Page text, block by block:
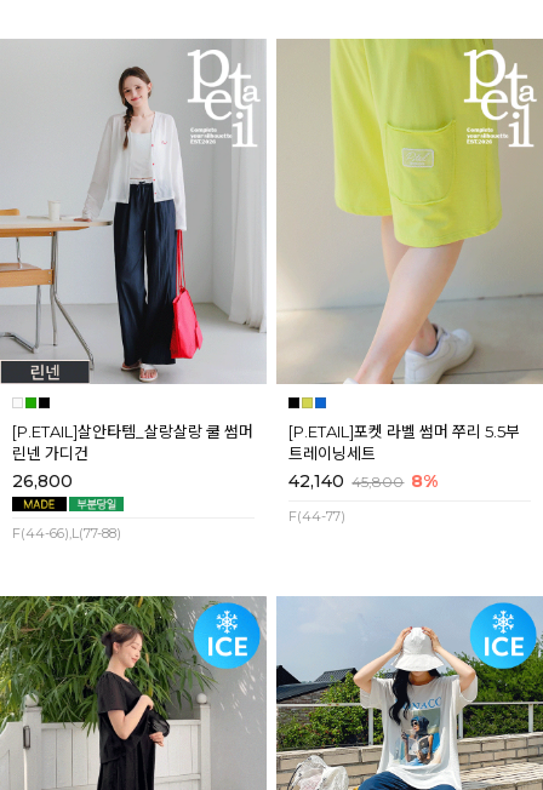
[P.ETAIL]살안타템_살랑살랑 쿨 썸머
린넨 가디건
26,800
F(44-66),L(77-88)
[P.ETAIL]포켓 라벨 썸머 쭈리 5.5부
트레이닝세트
42,140 45,800 8%
F(44-77)